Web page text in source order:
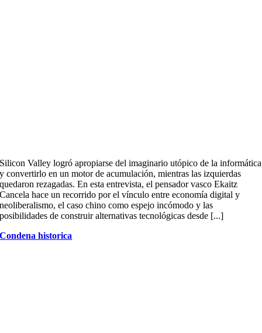
Silicon Valley logró apropiarse del imaginario utópico de la informática
y convertirlo en un motor de acumulación, mientras las izquierdas
quedaron rezagadas. En esta entrevista, el pensador vasco Ekaitz
Cancela hace un recorrido por el vínculo entre economía digital y
neoliberalismo, el caso chino como espejo incómodo y las
posibilidades de construir alternativas tecnológicas desde [...]
Condena historica